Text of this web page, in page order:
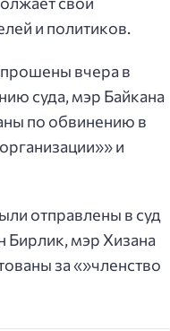
и политиков.
вчера в
суда, мэр Байкана
по обвинению в
и
отправлены в суд
Бирлик, мэр Хизана
за «»членство